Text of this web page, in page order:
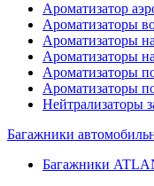
Ароматизатор
Ароматизаторы
Ароматизаторы
Ароматизаторы
Ароматизаторы
Ароматизаторы
Нейтрализаторы
Багажники
Багажники